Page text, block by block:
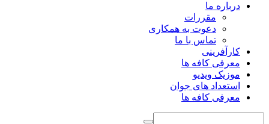
درباره ما
مقررات
دعوت به همکاری
تماس با ما
کارآفرینی
معرفی کافه ها
موزیک ویدیو
استعداد های جوان
معرفی کافه ها